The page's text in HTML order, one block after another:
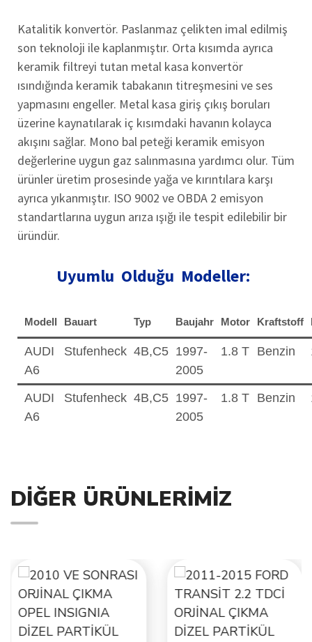
Katalitik konvertör. Paslanmaz çelikten imal edilmiş
son teknoloji ile kaplanmıştır. Orta kısımda ayrıca
keramik filtreyi tutan metal kasa konvertör
ısındığında keramik tabakanın titreşmesini ve ses
yapmasını engeller. Metal kasa giriş çıkış boruları
üzerine kaynatılarak iç kısımdaki havanın kolayca
akışını sağlar. Mono bal peteği keramik emisyon
değerlerine uygun gaz salınmasına yardımcı olur. Tüm
ürünler üretim prosesinde yağa ve kırıntılara karşı
ayrıca yıkanmıştır. ISO 9002 ve OBDA 2 emisyon
standartlarına uygun arıza ışığı ile tespit edilebilir bir
üründür.
Uyumlu Olduğu Modeller:
Modell Bauart Typ Baujahr Motor Kraftstoff
AUDI
A6
Stufenheck 4B,C5 1997-
2005
1.8 T Benzin
AUDI
A6
Stufenheck 4B,C5 1997-
2005
1.8 T Benzin
DIĞER ÜRÜNLERIMIZ